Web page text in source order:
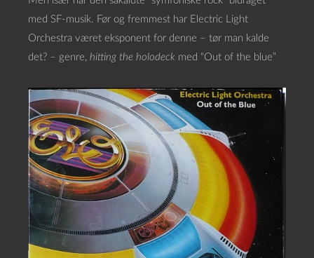
med SF-musik. Før og fremmest har Electric Light
Orchestra været eksponent for denne – tør man kalde
det? – genre, hitting the holodeck med “Out of the blue”